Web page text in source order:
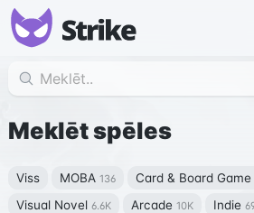
Meklēt spēles
Viss MOBA 136 Card & Board Game
Visual Novel 6.6K Arcade 10K Indie